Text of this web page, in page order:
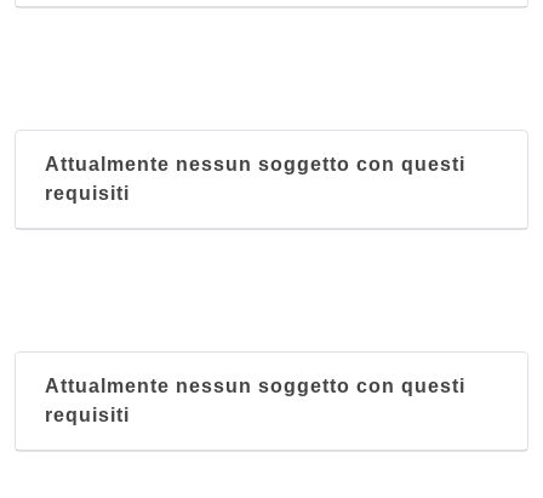
Attualmente nessun soggetto con questi
requisiti
Attualmente nessun soggetto con questi
requisiti